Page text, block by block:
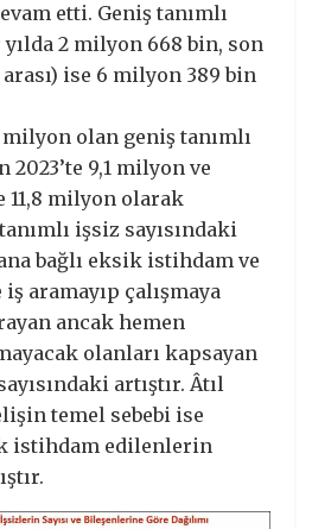
etti. Geniş tanımlı
yılda 2 milyon 668 bin, son
arası) ise 6 milyon 389 bin
milyon olan geniş tanımlı
2023’te 9,1 milyon ve
11,8 milyon olarak
işsiz sayısındaki
bağlı eksik istihdam ve
aramayıp çalışmaya
ancak hemen
olanları kapsayan
artıştır. Âtıl
temel sebebi ise
istihdam edilenlerin